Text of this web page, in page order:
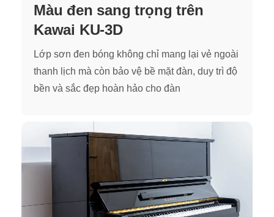
Màu đen sang trọng trên
Kawai KU-3D
Lớp sơn đen bóng không chỉ mang lại vẻ ngoài
thanh lịch mà còn bảo vệ bề mặt đàn, duy trì độ
bền và sắc đẹp hoàn hảo cho đàn